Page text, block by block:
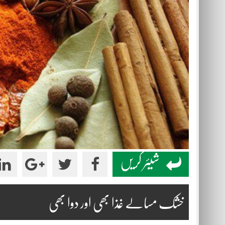
شیئر کریں
خشک مسالے غذا بھی اور دوا بھی